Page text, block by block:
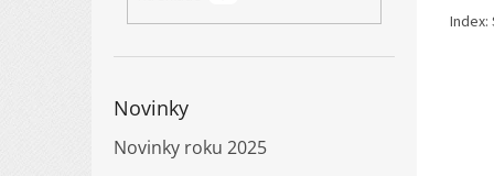
Novinky
Novinky roku 2025
Index: